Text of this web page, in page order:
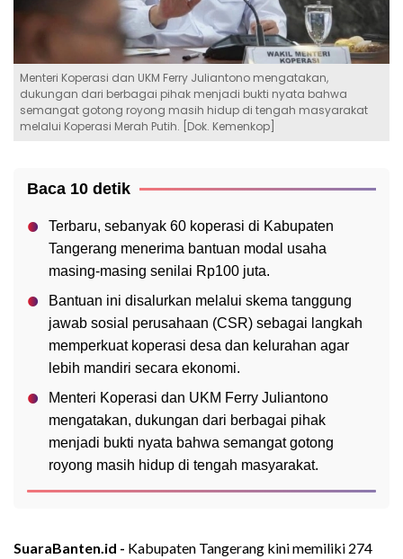
Menteri Koperasi dan UKM Ferry Juliantono mengatakan,
dukungan dari berbagai pihak menjadi bukti nyata bahwa
semangat gotong royong masih hidup di tengah masyarakat
melalui Koperasi Merah Putih. [Dok. Kemenkop]
Baca 10 detik
Terbaru, sebanyak 60 koperasi di Kabupaten
Tangerang menerima bantuan modal usaha
masing-masing senilai Rp100 juta.
Bantuan ini disalurkan melalui skema tanggung
jawab sosial perusahaan (CSR) sebagai langkah
memperkuat koperasi desa dan kelurahan agar
lebih mandiri secara ekonomi.
Menteri Koperasi dan UKM Ferry Juliantono
mengatakan, dukungan dari berbagai pihak
menjadi bukti nyata bahwa semangat gotong
royong masih hidup di tengah masyarakat.
SuaraBanten.id - Kabupaten Tangerang kini memiliki 274